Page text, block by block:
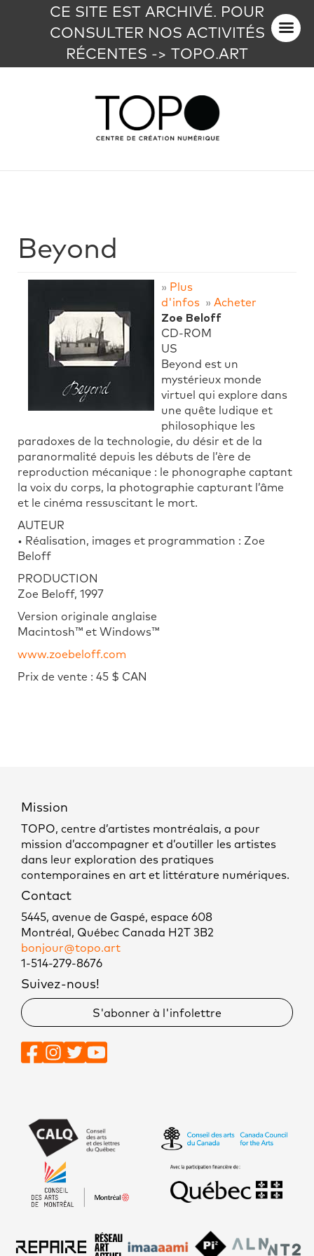
CE SITE EST ARCHIVÉ. POUR
CONSULTER NOS ACTIVITÉS
RÉCENTES -> TOPO.ART
Beyond
» Plus
d'infos » Acheter
Zoe Beloff
CD-ROM
US
Beyond est un
mystérieux monde
virtuel qui explore dans
une quête ludique et
philosophique les
paradoxes de la technologie, du désir et de la
paranormalité depuis les débuts de l’ère de
reproduction mécanique : le phonographe captant
la voix du corps, la photographie capturant l’âme
et le cinéma ressuscitant le mort.
AUTEUR
• Réalisation, images et programmation : Zoe
Beloff
PRODUCTION
Zoe Beloff, 1997
Version originale anglaise
Macintosh™ et Windows™
www.zoebeloff.com
Prix de vente : 45 $ CAN
Mission
TOPO, centre d’artistes montréalais, a pour
mission d’accompagner et d’outiller les artistes
dans leur exploration des pratiques
contemporaines en art et littérature numériques.
Contact
5445, avenue de Gaspé, espace 608
Montréal, Québec Canada H2T 3B2
bonjour@topo.art
1-514-279-8676
Suivez-nous!
S'abonner à l'infolettre